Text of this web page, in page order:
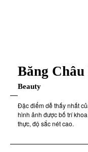
Băng Châu
Beauty
Đặc điểm dễ thấy nhất
hình ảnh được bố trí
thực, độ sắc nét cao.